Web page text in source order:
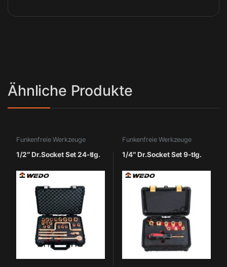
Ähnliche Produkte
Funkenfreie Werkzeuge
1/2″ Dr.Socket Set 24-tlg.
Funkenfreie Werkzeuge
1/4″ Dr.Socket Set 9-tlg.